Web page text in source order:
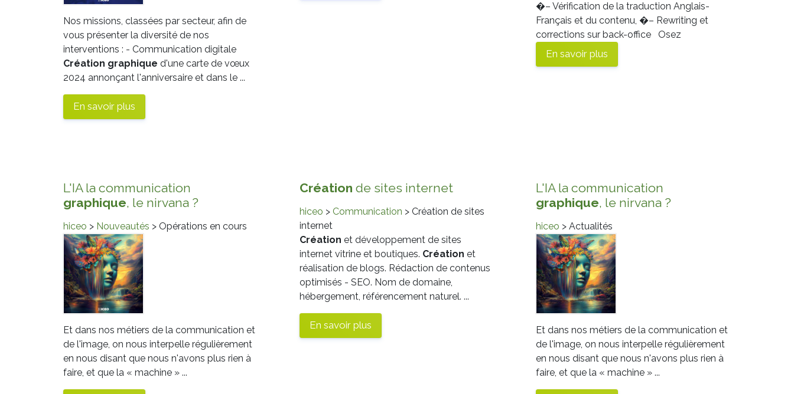
Nos missions, classées par secteur, afin de
vous présenter la diversité de nos
interventions : - Communication digitale
Création graphique d'une carte de vœux
2024 annonçant l'anniversaire et dans le ...
En savoir plus
�– Vérification de la traduction Anglais-
Français et du contenu, �– Rewriting et
corrections sur back-office
Osez
En savoir plus
L'IA la communication
graphique, le nirvana ?
hiceo > Nouveautés > Opérations en cours
Et dans nos métiers de la communication et
de l'image, on nous interpelle régulièrement
en nous disant que nous n'avons plus rien à
faire, et que la « machine » ...
Création de sites internet
hiceo > Communication > Création de sites
internet
Création et développement de sites
internet vitrine et boutiques. Création et
réalisation de blogs. Rédaction de contenus
optimisés - SEO. Nom de domaine,
hébergement, référencement naturel. ...
En savoir plus
L'IA la communication
graphique, le nirvana ?
hiceo > Actualités
Et dans nos métiers de la communication et
de l'image, on nous interpelle régulièrement
en nous disant que nous n'avons plus rien à
faire, et que la « machine » ...